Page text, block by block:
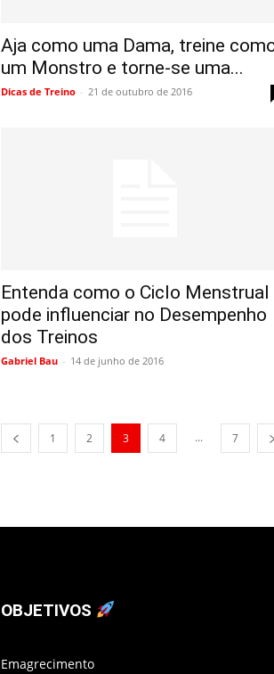
Aja como uma Dama, treine
um Monstro e torne-se uma...
Dicas de Treino - 21 de outubro de 2016
Entenda como o Ciclo Menstrual
pode influenciar no Desempenho
dos Treinos
Gabriel Bau - 14 de junho de 2016
1 2 3 4 ... 7
OBJETIVOS
Emagrecimento